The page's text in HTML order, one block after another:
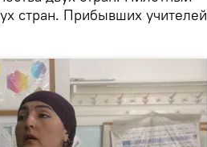
стран. Прибывших учителей